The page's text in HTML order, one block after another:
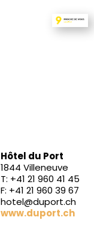
Hôtel du Port
1844 Villeneuve
T: +41 21 960 41 45
F: +41 21 960 39 67
hotel@duport.ch
www.duport.ch